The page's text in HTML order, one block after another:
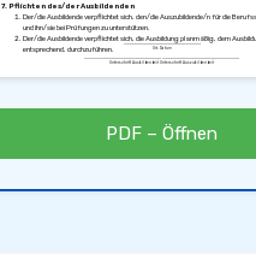
7. Pflichten des/der Ausbildenden
Der/die Ausbildende verpflichtet sich, den/die Auszubildende/n für die
und ihn/sie bei Prüfungen zu unterstützen.
Der/die Ausbildende verpflichtet sich, die Ausbildung planmäßig, dem
entsprechend, durchzuführen.
ohne Angabe von Gründen jederzeit gekündigt werden.
Nach der Probezeit kann das Ausbildungsverhältnis mit einer Kündigungsfrist
________________________________
Ort, Datum
________________________________ ________________________________
Unterschrift Ausbildende/r Unterschrift Auszubildende/r
PDF – Öffnen